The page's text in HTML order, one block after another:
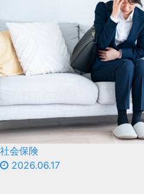
社会保険
2026.06.17